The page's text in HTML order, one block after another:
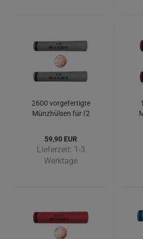
2600 vorgefertigte
Münzhülsen für (2
59,90 EUR
Lieferzeit: 1-3
Werktage